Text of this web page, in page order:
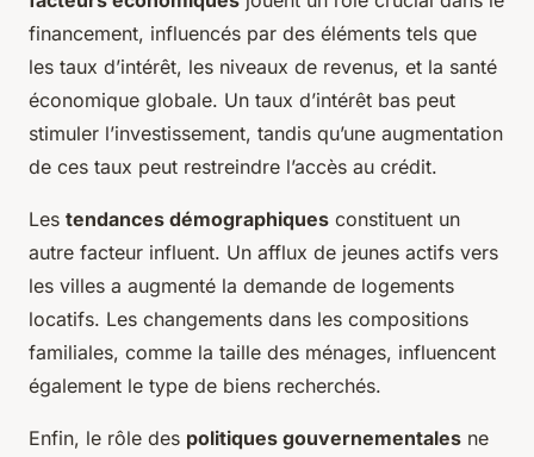
financement, influencés par des éléments tels que
les taux d’intérêt, les niveaux de revenus, et la santé
économique globale. Un taux d’intérêt bas peut
stimuler l’investissement, tandis qu’une augmentation
de ces taux peut restreindre l’accès au crédit.
Les tendances démographiques constituent un
autre facteur influent. Un afflux de jeunes actifs vers
les villes a augmenté la demande de logements
locatifs. Les changements dans les compositions
familiales, comme la taille des ménages, influencent
également le type de biens recherchés.
Enfin, le rôle des politiques gouvernementales ne